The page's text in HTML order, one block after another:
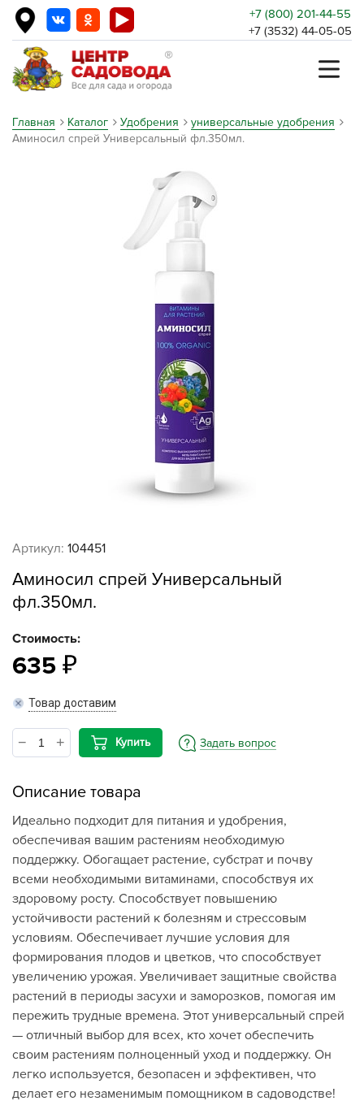
+7 (800) 201-44-55
+7 (3532) 44-05-05
Главная Каталог Удобрения
универсальные удобрения
Аминосил спрей Универсальный фл.350мл.
Артикул: 104451
Аминосил спрей Универсальный
фл.350мл.
Стоимость:
635
Товар доставим
Купить Задать вопрос
Описание товара
Идеально подходит для питания и удобрения,
обеспечивая вашим растениям необходимую
поддержку. Обогащает растение, субстрат и почву
всеми необходимыми витаминами, способствуя их
здоровому росту. Способствует повышению
устойчивости растений к болезням и стрессовым
условиям. Обеспечивает лучшие условия для
формирования плодов и цветков, что способствует
увеличению урожая. Увеличивает защитные свойства
растений в периоды засухи и заморозков, помогая им
пережить трудные времена. Этот универсальный спрей
— отличный выбор для всех, кто хочет обеспечить
своим растениям полноценный уход и поддержку. Он
легко используется, безопасен и эффективен, что
делает его незаменимым помощником в садоводстве!